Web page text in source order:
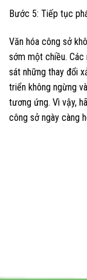
Bước 5: Tiếp tục
Văn hóa công sở
sớm một chiều. Các
sát những thay đổi
triển không ngừng
tương ứng. Vì vậy,
công sở ngày càng